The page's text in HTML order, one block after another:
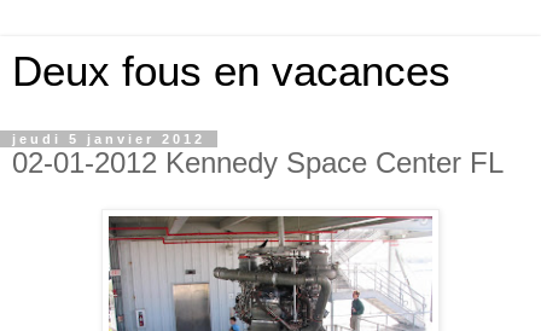
Deux fous en vacances
jeudi 5 janvier 2012
02-01-2012 Kennedy Space Center FL